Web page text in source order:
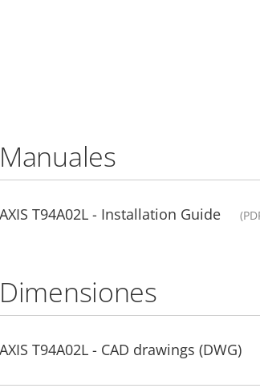
Manuales
AXIS T94A02L - Installation Guide
Dimensiones
AXIS T94A02L - CAD drawings (DWG)